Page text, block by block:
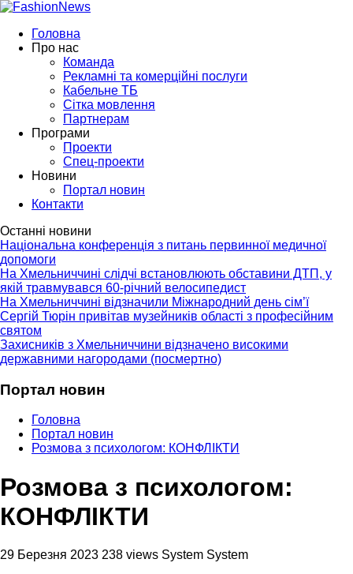
Головна
Про нас
Команда
Рекламні та комерційні послуги
Кабельне ТБ
Сітка мовлення
Партнерам
Програми
Проекти
Спец-проекти
Новини
Портал новин
Контакти
Останні новини
Національна конференція з питань первинної медичної
допомоги
На Хмельниччині слідчі встановлюють обставини ДТП, у
якій травмувався 60-річний велосипедист
На Хмельниччині відзначили Міжнародний день сім’ї
Сергій Тюрін привітав музейників області з професійним
святом
Захисників з Хмельниччини відзначено високими
державними нагородами (посмертно)
Портал новин
Головна
Портал новин
Розмова з психологом: КОНФЛІКТИ
Розмова з психологом:
КОНФЛІКТИ
29 Березня 2023 238 views System System